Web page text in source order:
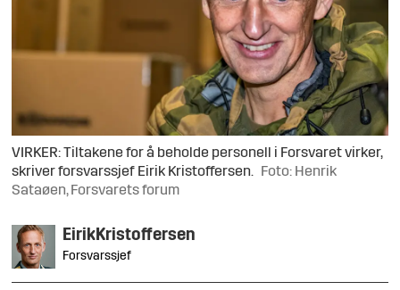
VIRKER: Tiltakene for å beholde personell i Forsvaret virker,
skriver forsvarssjef Eirik Kristoffersen.
Foto: Henrik
Sataøen, Forsvarets forum
EirikKristoffersen
Forsvarssjef